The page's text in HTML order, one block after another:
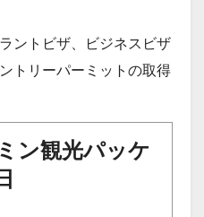
ントビザ、ビジネスビザ
トリーパーミットの取得